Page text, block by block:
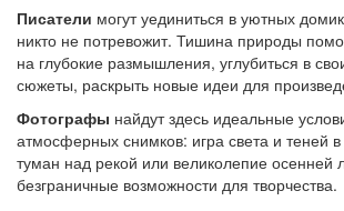
Писатели могут уединиться в уютных
никто не потревожит. Тишина природы
на глубокие размышления, углубиться в
сюжеты, раскрыть новые идеи для
Фотографы найдут здесь идеальные
атмосферных снимков: игра света и теней
туман над рекой или великолепие осенней
безграничные возможности для творчества.